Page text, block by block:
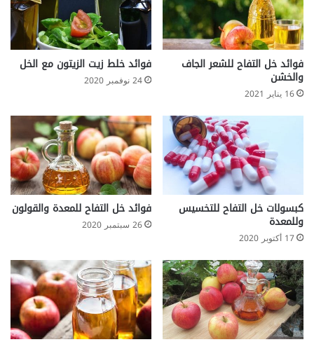
فوائد خل التفاح للشعر الجاف
والخشن
16 يناير 2021
فوائد خلط زيت الزيتون مع الخل
24 نوفمبر 2020
كبسولات خل التفاح للتخسيس
وللمعدة
17 أكتوبر 2020
فوائد خل التفاح للمعدة والقولون
26 سبتمبر 2020